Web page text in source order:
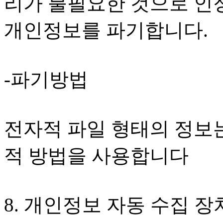
개인정보를 파기합니다.
-파기방법
전자적 파일 형태의 정보
적 방법을 사용합니다
8. 개인정보 자동 수집 장